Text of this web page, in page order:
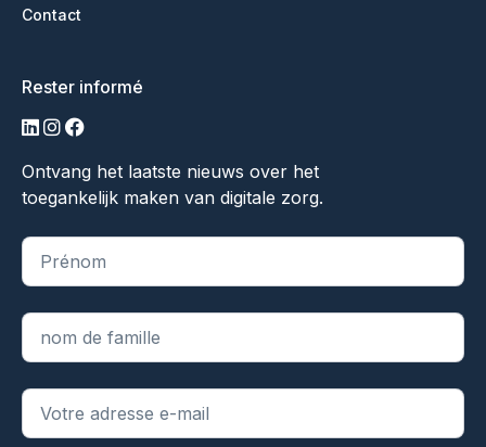
Contact
Rester informé
LinkedIn
Instagram
Facebook
Ontvang het laatste nieuws over het
toegankelijk maken van digitale zorg.
"*" indique les champs obligatoires